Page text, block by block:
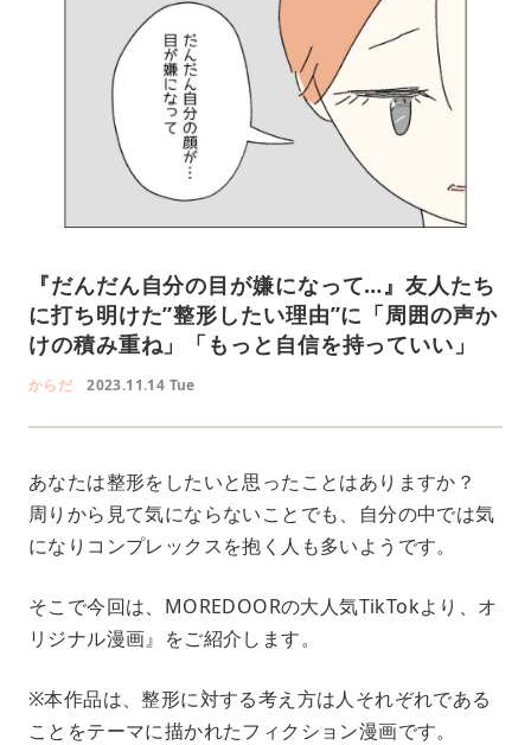
『だんだん自分の目が嫌になって…』友人たち
に打ち明けた”整形したい理由”に「周囲の声か
けの積み重ね」「もっと自信を持っていい」
からだ 2023.11.14 Tue
あなたは整形をしたいと思ったことはありますか？
周りから見て気にならないことでも、自分の中では気
になりコンプレックスを抱く人も多いようです。
そこで今回は、MOREDOORの大人気TikTokより、オ
リジナル漫画』をご紹介します。
※本作品は、整形に対する考え方は人それぞれである
ことをテーマに描かれたフィクション漫画です。